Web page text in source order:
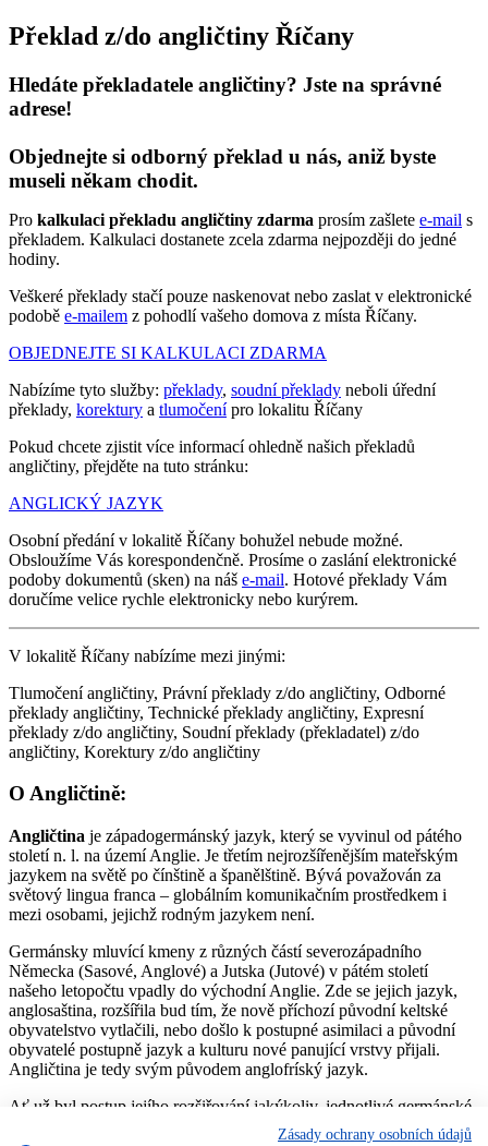
Překlad z/do angličtiny Říčany
Hledáte překladatele angličtiny? Jste na správné
adrese!
Objednejte si odborný překlad u nás, aniž byste
museli někam chodit.
Pro kalkulaci překladu angličtiny zdarma prosím zašlete e-mail s
překladem. Kalkulaci dostanete zcela zdarma nejpozději do jedné
hodiny.
Veškeré překlady stačí pouze naskenovat nebo zaslat v elektronické
podobě e-mailem z pohodlí vašeho domova z místa Říčany.
OBJEDNEJTE SI KALKULACI ZDARMA
Nabízíme tyto služby: překlady, soudní překlady neboli úřední
překlady, korektury a tlumočenípro lokalitu Říčany
Pokud chcete zjistit více informací ohledně našich překladů
angličtiny, přejděte na tuto stránku:
ANGLICKÝ JAZYK
Osobní předání v lokalitě Říčany bohužel nebude možné.
Obsloužíme Vás korespondenčně. Prosíme o zaslání elektronické
podoby dokumentů (sken) na náš e-mail. Hotové překlady Vám
doručíme velice rychle elektronicky nebo kurýrem.
V lokalitě Říčany nabízíme mezi jinými:
Tlumočení angličtiny, Právní překlady z/do angličtiny, Odborné
překlady angličtiny, Technické překlady angličtiny, Expresní
překlady z/do angličtiny, Soudní překlady (překladatel) z/do
angličtiny, Korektury z/do angličtiny
O Angličtině:
Angličtina je západogermánský jazyk, který se vyvinul od pátého
století n. l. na území Anglie. Je třetím nejrozšířenějším mateřským
jazykem na světě po čínštině a španělštině. Bývá považován za
světový lingua franca – globálním komunikačním prostředkem i
mezi osobami, jejichž rodným jazykem není.
Germánsky mluvící kmeny z různých částí severozápadního
Německa (Sasové, Anglové) a Jutska (Jutové) v pátém století
našeho letopočtu vpadly do východní Anglie. Zde se jejich jazyk,
anglosaština, rozšířila bud tím, že nově příchozí původní keltské
obyvatelstvo vytlačili, nebo došlo k postupné asimilaci a původní
obyvatelé postupně jazyk a kulturu nové panující vrstvy přijali.
Angličtina je tedy svým původem anglofríský jazyk.
Ať už byl postup jejího rozšiřování jakýkoliv, jednotlivé germánské
dialekty se časem sloučily do jazyka dnes nazývanéhoZásady ochrany osobních údajů